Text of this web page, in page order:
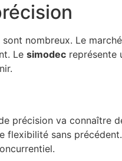
nombreux. Le
Le simodec représente
précision va connaître
flexibilité sans